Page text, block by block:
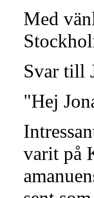
Med
Svar till
"Hej
varit på